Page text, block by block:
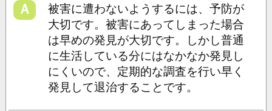
Ａ
被害に遭わないようするには、予防が
大切です。被害にあってしまった場合
は早めの発見が大切です。しかし普通
に生活している分にはなかなか発見し
にくいので、定期的な調査を行い早く
発見して退治することです。